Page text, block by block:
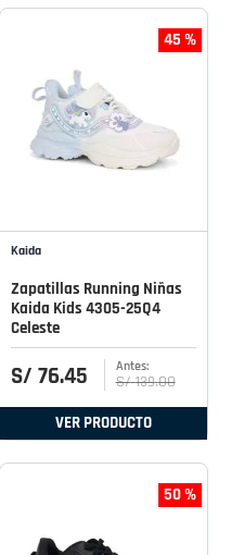
45 %
Kaida
Zapatillas Running Niñas
Kaida Kids 4305-25Q4
Celeste
S/ 76.45 S/ 139.00
VER PRODUCTO
50 %